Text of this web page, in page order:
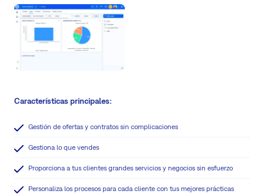
Características principales:
Gestión de ofertas y contratos sin complicaciones
Gestiona lo que vendes
Proporciona a tus clientes grandes servicios y negocios sin esfuerzo
Personaliza los procesos para cada cliente con tus mejores prácticas